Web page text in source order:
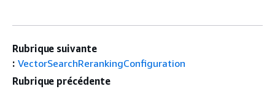
Rubrique suivante
: VectorSearchRerankingConfiguration
Rubrique précédente